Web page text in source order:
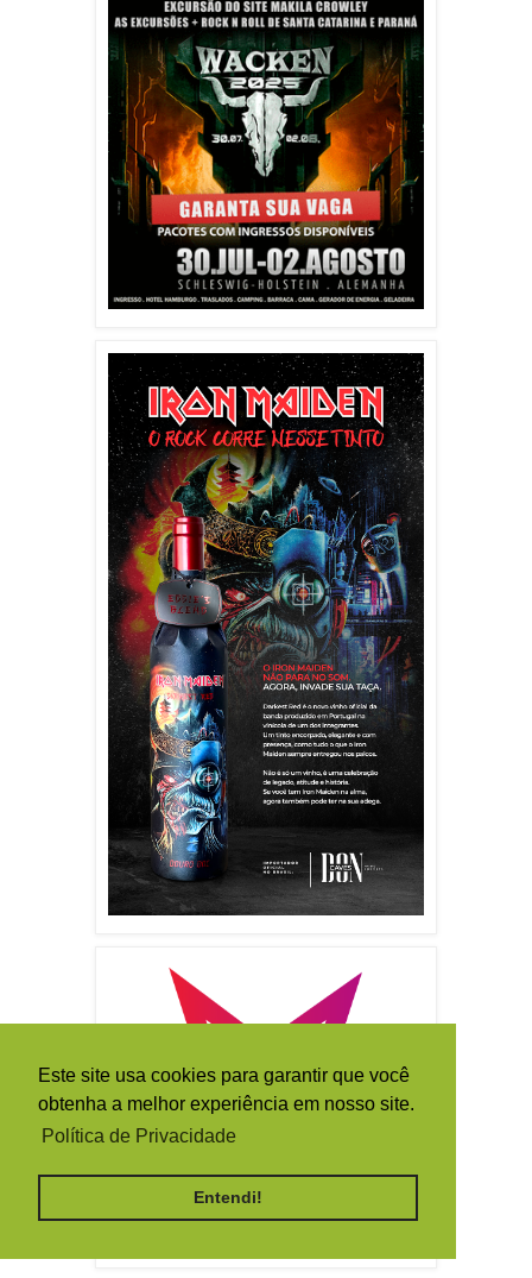
Este site usa cookies para garantir que você
obtenha a melhor experiência em nosso site.
Política de Privacidade
Entendi!